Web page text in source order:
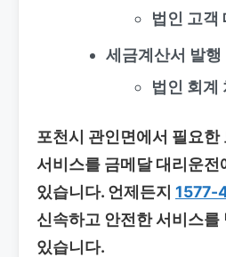
법인 고객
세금계산서 발행
법인 회계
포천시 관인면에서 필요한
서비스를 금메달 대리운전
있습니다. 언제든지 1577-
신속하고 안전한 서비스를
있습니다.